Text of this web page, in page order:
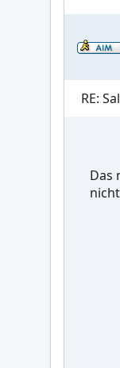
RE:
Das